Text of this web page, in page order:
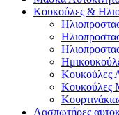
Κουκούλες &
Κουκούλες
Κουκούλες
Λασπωτήρες